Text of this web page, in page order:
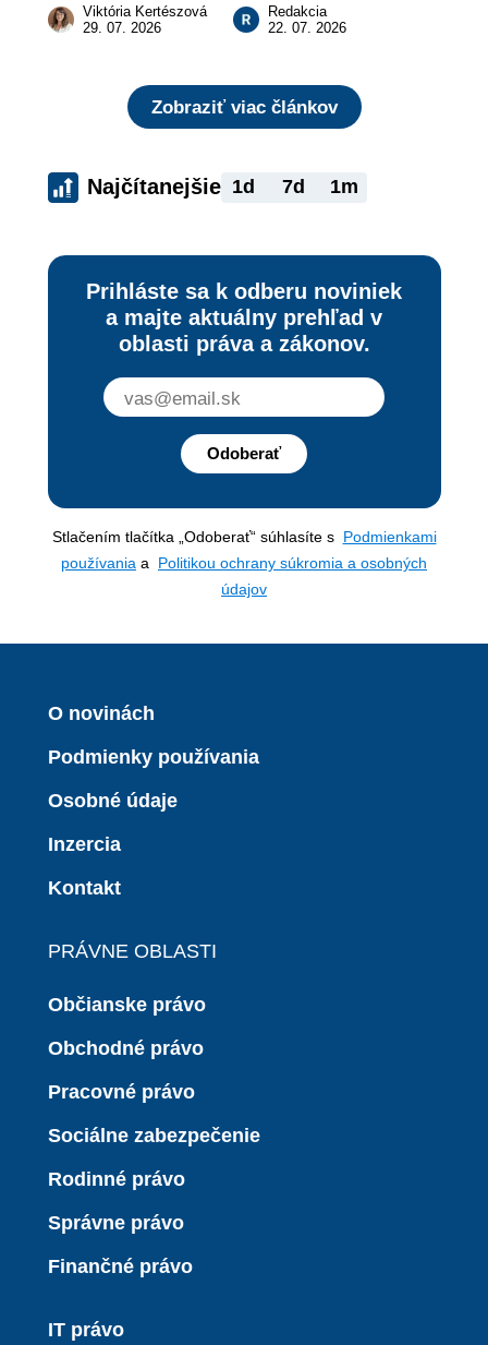
zaujímať
Viktória Kertészová
29. 07. 2026
získajte podiel z 2
Redakcia
22. 07. 2026
Zobraziť viac článkov
Najčítanejšie 1d 7d 1m
Prihláste sa k odberu noviniek
a majte aktuálny prehľad v
oblasti práva a zákonov.
Odoberať
Stlačením tlačítka „Odoberať“ súhlasíte s Podmienkami
používania a Politikou ochrany súkromia a osobných
údajov
O novinách
Podmienky používania
Osobné údaje
Inzercia
Kontakt
PRÁVNE OBLASTI
Občianske právo
Obchodné právo
Pracovné právo
Sociálne zabezpečenie
Rodinné právo
Správne právo
Finančné právo
IT právo